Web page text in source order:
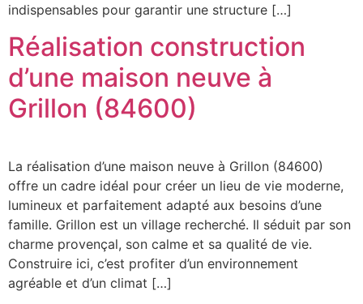
indispensables pour garantir une structure […]
Réalisation construction
d’une maison neuve à
Grillon (84600)
La réalisation d’une maison neuve à Grillon (84600)
offre un cadre idéal pour créer un lieu de vie moderne,
lumineux et parfaitement adapté aux besoins d’une
famille. Grillon est un village recherché. Il séduit par son
charme provençal, son calme et sa qualité de vie.
Construire ici, c’est profiter d’un environnement
agréable et d’un climat […]